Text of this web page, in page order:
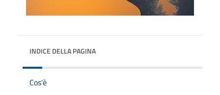
INDICE DELLA PAGINA
Cos'è